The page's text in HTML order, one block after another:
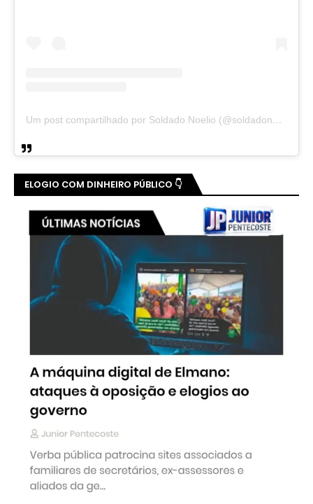
Um post compartilhado por Soldado Noelio (@soldadonoelio)
ELOGIO COM DINHEIRO PÚBLICO 👇